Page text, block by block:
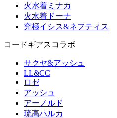
火水着ミナカ
火水着ドーナ
究極イシス&ネフティス
コードギアスコラボ
サクヤ&アッシュ
LL&CC
ロゼ
アッシュ
アーノルド
琉高ハルカ